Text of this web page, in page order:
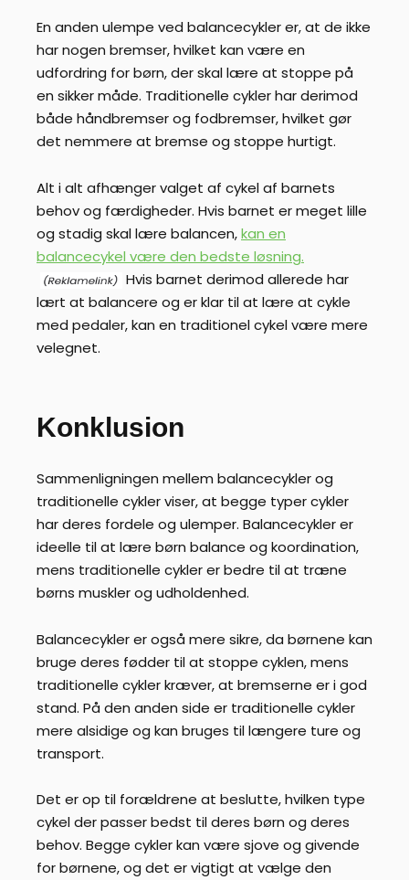
En anden ulempe ved balancecykler er, at de ikke
har nogen bremser, hvilket kan være en
udfordring for børn, der skal lære at stoppe på
en sikker måde. Traditionelle cykler har derimod
både håndbremser og fodbremser, hvilket gør
det nemmere at bremse og stoppe hurtigt.
Alt i alt afhænger valget af cykel af barnets
behov og færdigheder. Hvis barnet er meget lille
og stadig skal lære balancen,kan en
balancecykel være den bedste løsning.
Hvis barnet derimod allerede har
lært at balancere og er klar til at lære at cykle
med pedaler, kan en traditionel cykel være mere
velegnet.
Konklusion
Sammenligningen mellem balancecykler og
traditionelle cykler viser, at begge typer cykler
har deres fordele og ulemper. Balancecykler er
ideelle til at lære børn balance og koordination,
mens traditionelle cykler er bedre til at træne
børns muskler og udholdenhed.
Balancecykler er også mere sikre, da børnene kan
bruge deres fødder til at stoppe cyklen, mens
traditionelle cykler kræver, at bremserne er i god
stand. På den anden side er traditionelle cykler
mere alsidige og kan bruges til længere ture og
transport.
Det er op til forældrene at beslutte, hvilken type
cykel der passer bedst til deres børn og deres
behov. Begge cykler kan være sjove og givende
for børnene, og det er vigtigt at vælge den